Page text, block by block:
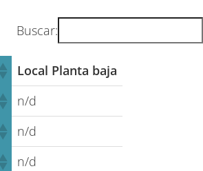
Buscar:
Local Planta baja
n/d
n/d
n/d